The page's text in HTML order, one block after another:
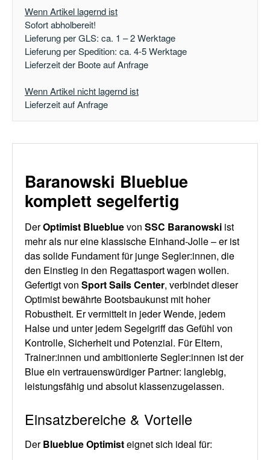
Wenn Artikel lagernd ist
Sofort abholbereit!
Lieferung per GLS: ca. 1 – 2 Werktage
Lieferung per Spedition: ca. 4-5 Werktage
Lieferzeit der Boote auf Anfrage
Wenn Artikel nicht lagernd ist
Lieferzeit auf Anfrage
Baranowski Blueblue
komplett segelfertig
DerOptimist Bluebluevon SSC Baranowski ist
mehr als nur eine klassische Einhand-Jolle – er ist
das solide Fundament für junge Segler:innen, die
den Einstieg in den Regattasport wagen wollen.
Gefertigt von Sport Sails Center, verbindet dieser
Optimist bewährte Bootsbaukunst mit hoher
Robustheit. Er vermittelt in jeder Wende, jedem
Halse und unter jedem Segelgriff das Gefühl von
Kontrolle, Sicherheit und Potenzial. Für Eltern,
Trainer:innen und ambitionierte Segler:innen ist der
Blue ein vertrauenswürdiger Partner: langlebig,
leistungsfähig und absolut klassenzugelassen.
Einsatzbereiche & Vorteile
DerBlueblue Optimisteignet sich ideal für: